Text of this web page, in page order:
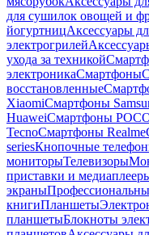
для сушилок овощей и
йогуртницАксессуары
электрогрилей
ухода за техникой
электроникаСмартфоны
восстановленные
XiaomiСмартфоны
HuaweiСмартфоны
TecnoСмартфоны Realme
seriesКнопочные
мониторыТелевизоры
приставки и
экраны
книгиПланшеты
планшетыБлокноты